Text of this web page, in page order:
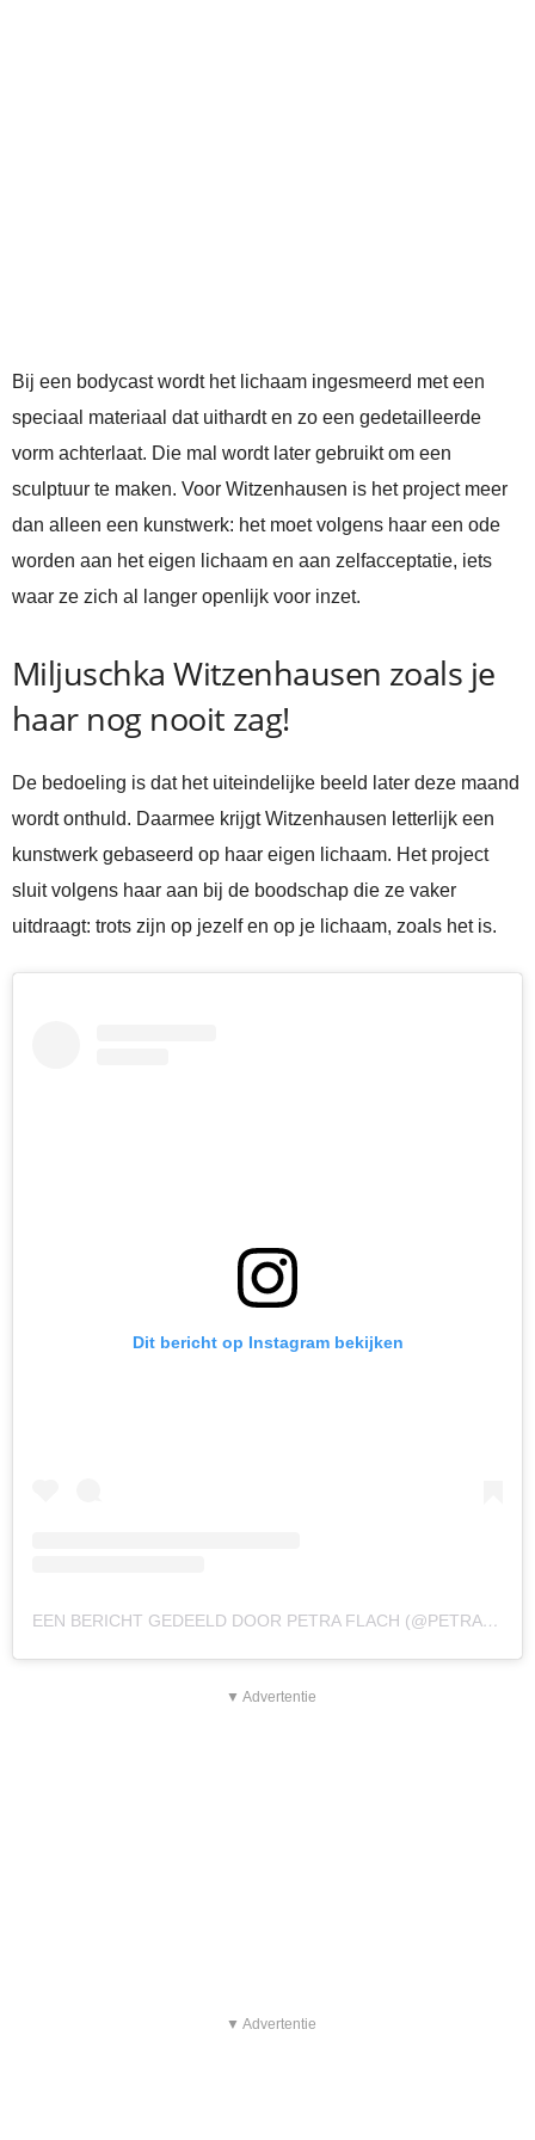
Bij een bodycast wordt het lichaam ingesmeerd met een
speciaal materiaal dat uithardt en zo een gedetailleerde
vorm achterlaat. Die mal wordt later gebruikt om een
sculptuur te maken. Voor Witzenhausen is het project meer
dan alleen een kunstwerk: het moet volgens haar een ode
worden aan het eigen lichaam en aan zelfacceptatie, iets
waar ze zich al langer openlijk voor inzet.
Miljuschka Witzenhausen zoals je
haar nog nooit zag!
De bedoeling is dat het uiteindelijke beeld later deze maand
wordt onthuld. Daarmee krijgt Witzenhausen letterlijk een
kunstwerk gebaseerd op haar eigen lichaam. Het project
sluit volgens haar aan bij de boodschap die ze vaker
uitdraagt: trots zijn op jezelf en op je lichaam, zoals het is.
Dit bericht op Instagram bekijken
EEN BERICHT GEDEELD DOOR PETRA FLACH (@PETRAFLACH.ART)
▼ Advertentie
▼ Advertentie